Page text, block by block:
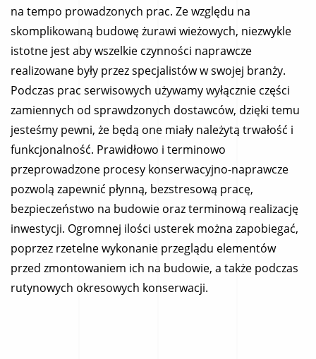
na tempo prowadzonych prac. Ze względu na
skomplikowaną budowę żurawi wieżowych, niezwykle
istotne jest aby wszelkie czynności naprawcze
realizowane były przez specjalistów w swojej branży.
Podczas prac serwisowych używamy wyłącznie części
zamiennych od sprawdzonych dostawców, dzięki temu
jesteśmy pewni, że będą one miały należytą trwałość i
funkcjonalność. Prawidłowo i terminowo
przeprowadzone procesy konserwacyjno-naprawcze
pozwolą zapewnić płynną, bezstresową pracę,
bezpieczeństwo na budowie oraz terminową realizację
inwestycji. Ogromnej ilości usterek można zapobiegać,
poprzez rzetelne wykonanie przeglądu elementów
przed zmontowaniem ich na budowie, a także podczas
rutynowych okresowych konserwacji.